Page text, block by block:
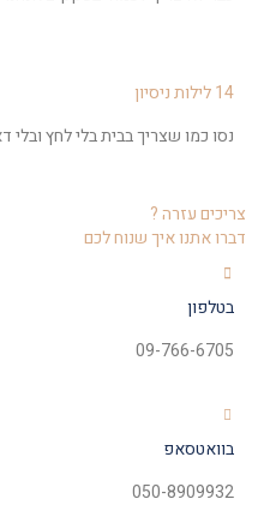
14 לילות ניסיון
נסו כמו שצריך בבית בלי לחץ ובלי
צריכים עזרה ?
דברו אתנו איך שנוח לכם
בטלפון
09-766-6705
בוואטסאפ
050-8909932